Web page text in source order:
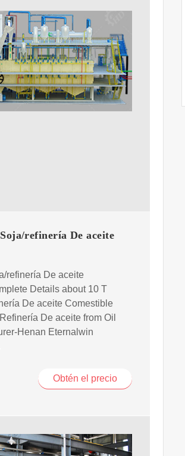
refinería De aceite
refinería De aceite
Details about 10 T
De aceite Comestible
De aceite from Oil
Henan Eternalwin
Obtén el precio